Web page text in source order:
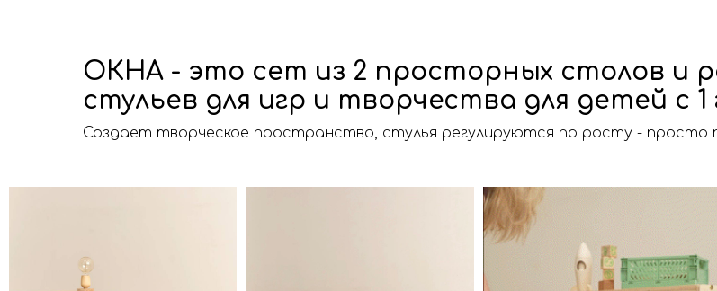
ОКНА - это сет из 2 просторных столов и
стульев для игр и творчества для детей с 1
Создает творческое пространство, стулья регулируются по росту - просто